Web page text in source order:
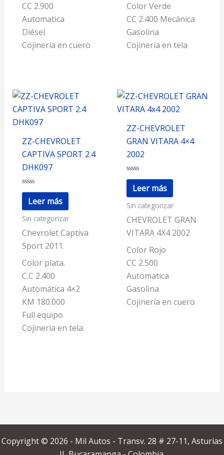
CC 2.900
Automatica
Diésel
Cojinería en cuero
Color Verde
CC 2.400 Mecánica
Gasolina
Cojinería en tela
ZZ-CHEVROLET
CAPTIVA SPORT 2.4
DHK097
Valorado
con
de
5
Leer más
Sin categorizar
Chevrolet Captiva
Sport 2011.
Color plata.
C.C 2.400
Automática 4×2
KM 180.000
Full equipo
Cojineria en tela.
ZZ-CHEVROLET
GRAN VITARA 4×4
2002
Valorado
con
de
5
Leer más
Sin categorizar
CHEVROLET GRAN
VITARA 4X4 2002
Color Rojo
CC 2.500
Automatica
Gasolina
Cojinería en cuero
Copyright © 2026 - Mil Autos - Transv. 28 # 27-11, Asturias